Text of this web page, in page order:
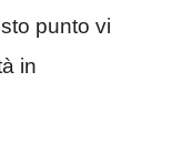
punto vi
in